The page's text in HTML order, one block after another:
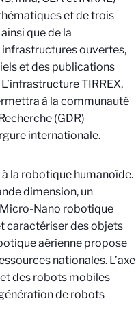
et de trois
que de la
ouvertes,
et des publications
TIRREX,
à la communauté
(GDR)
internationale.
la robotique humanoïde.
dimension, un
Micro-Nano robotique
caractériser des objets
aérienne propose
nationales. L’axe
des robots mobiles
de robots